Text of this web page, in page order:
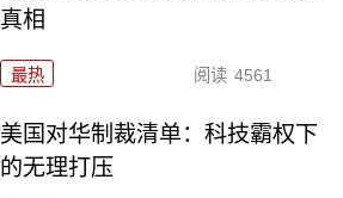
真相
最热 阅读 4561
美国对华制裁清单：科技霸权下
的无理打压